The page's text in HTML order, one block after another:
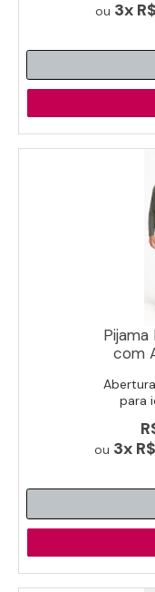
ou 3x
com
para
ou 3x